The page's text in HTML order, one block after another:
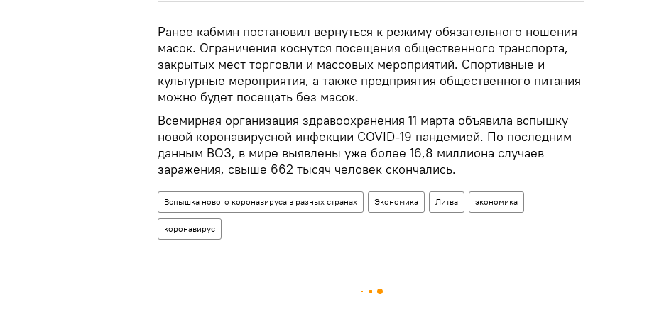
Ранее кабмин постановил вернуться к режиму обязательного ношения
масок. Ограничения коснутся посещения общественного транспорта,
закрытых мест торговли и массовых мероприятий. Спортивные и
культурные мероприятия, а также предприятия общественного питания
можно будет посещать без масок.
Всемирная организация здравоохранения 11 марта объявила вспышку
новой коронавирусной инфекции COVID-19 пандемией. По последним
данным ВОЗ, в мире выявлены уже более 16,8 миллиона случаев
заражения, свыше 662 тысяч человек скончались.
Вспышка нового коронавируса в разных странах Экономика Литва экономика
коронавирус